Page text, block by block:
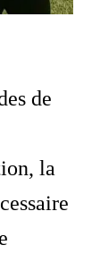
de
la